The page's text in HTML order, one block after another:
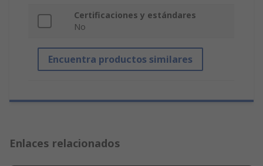
Certificaciones y estándares
No
Encuentra productos similares
Enlaces relacionados